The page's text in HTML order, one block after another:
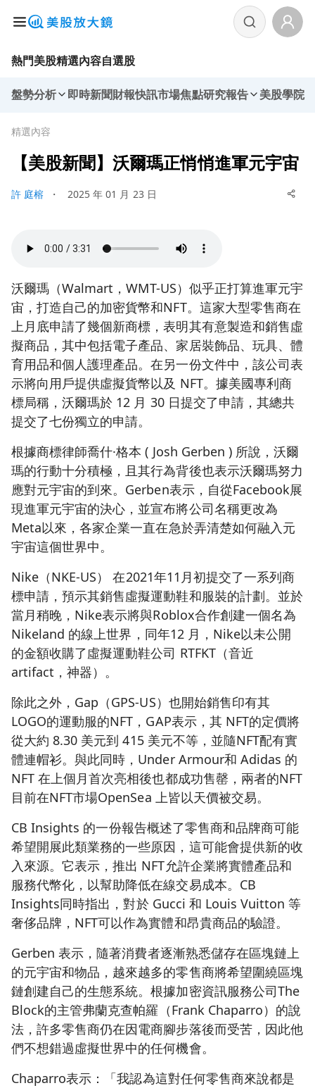
熱門美股精選內容自選股
盤勢分析 即時新聞財報快訊市場焦點研究報告 美股學院
精選內容
【美股新聞】沃爾瑪正悄悄進軍元宇宙
許 庭榕 ・ 2025 年 01 月 23 日
沃爾瑪（Walmart，WMT-US）似乎正打算進軍元宇
宙，打造自己的加密貨幣和NFT。這家大型零售商在
上月底申請了幾個新商標，表明其有意製造和銷售虛
擬商品，其中包括電子產品、家居裝飾品、玩具、體
育用品和個人護理產品。在另一份文件中，該公司表
示將向用戶提供虛擬貨幣以及 NFT。據美國專利商
標局稱，沃爾瑪於 12 月 30 日提交了申請，其總共
提交了七份獨立的申請。
根據商標律師喬什·格本 ( Josh Gerben ) 所說，沃爾
瑪的行動十分積極，且其行為背後也表示沃爾瑪努力
應對元宇宙的到來。Gerben表示，自從Facebook展
現進軍元宇宙的決心，並宣布將公司名稱更改為
Meta以來，各家企業一直在急於弄清楚如何融入元
宇宙這個世界中。
Nike（NKE-US） 在2021年11月初提交了一系列商
標申請，預示其銷售虛擬運動鞋和服裝的計劃。並於
當月稍晚，Nike表示將與Roblox合作創建一個名為
Nikeland 的線上世界，同年12 月，Nike以未公開
的金額收購了虛擬運動鞋公司 RTFKT（音近
artifact，神器）。
除此之外，Gap（GPS-US）也開始銷售印有其
LOGO的運動服的NFT，GAP表示，其 NFT的定價將
從大約 8.30 美元到 415 美元不等，並隨NFT配有實
體連帽衫。與此同時，Under Armour和 Adidas 的
NFT 在上個月首次亮相後也都成功售罄，兩者的NFT
目前在NFT市場OpenSea 上皆以天價被交易。
CB Insights 的一份報告概述了零售商和品牌商可能
希望開展此類業務的一些原因，這可能會提供新的收
入來源。它表示，推出 NFT允許企業將實體產品和
服務代幣化，以幫助降低在線交易成本。CB
Insights同時指出，對於 Gucci 和 Louis Vuitton 等
奢侈品牌，NFT可以作為實體和昂貴商品的驗證。
Gerben 表示，隨著消費者逐漸熟悉儲存在區塊鏈上
的元宇宙和物品，越來越多的零售商將希望圍繞區塊
鏈創建自己的生態系統。根據加密資訊服務公司The
Block的主管弗蘭克查帕羅（Frank Chaparro）的說
法，許多零售商仍在因電商腳步落後而受苦，因此他
們不想錯過虛擬世界中的任何機會。
Chaparro表示：「我認為這對任何零售商來說都是